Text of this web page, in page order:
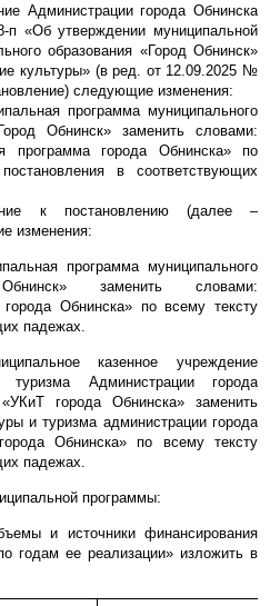
Администрации города Обнинска
«Об утверждении муниципальной
образования «Город Обнинск»
культуры» (в ред. от 12.09.2025 №
следующие изменения:
программа муниципального
Обнинск» заменить словами:
программа города Обнинска» по
в соответствующих
к постановлению (далее –
изменения:
программа муниципального
заменить словами:
Обнинска» по всему тексту
падежах.
казенное учреждение
Администрации города
города Обнинска» заменить
и туризма администрации города
Обнинска» по всему тексту
падежах.
программы:
и источники финансирования
годам ее реализации» изложить в